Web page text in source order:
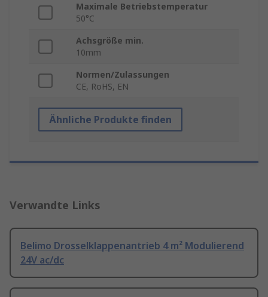
Maximale Betriebstemperatur
50°C
Achsgröße min.
10mm
Normen/Zulassungen
CE, RoHS, EN
Ähnliche Produkte finden
Verwandte Links
Belimo Drosselklappenantrieb 4 m² Modulierend
24V ac/dc